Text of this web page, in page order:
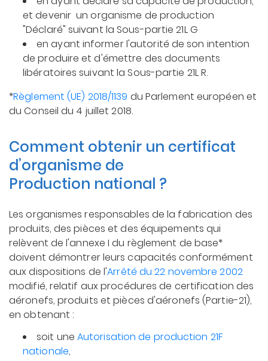
et devenir un organisme de production
"Déclaré" suivant la Sous-partie 21L G
en ayant informer l'autorité de son intention
de produire et d'émettre des documents
libératoires suivant la Sous-partie 21L R.
*Règlement (UE) 2018/1139 du Parlement européen et
du Conseil du 4 juillet 2018.
Comment obtenir un certificat
d’organisme de
Production national ?
Les organismes responsables de la fabrication des
produits, des pièces et des équipements qui
relèvent de l'annexe I du règlement de base*
doivent démontrer leurs capacités conformément
aux dispositions de l'Arrêté du 22 novembre 2002
modifié, relatif aux procédures de certification des
aéronefs, produits et pièces d'aéronefs (Partie-21),
en obtenant :
soit une Autorisation de production 21F
nationale,